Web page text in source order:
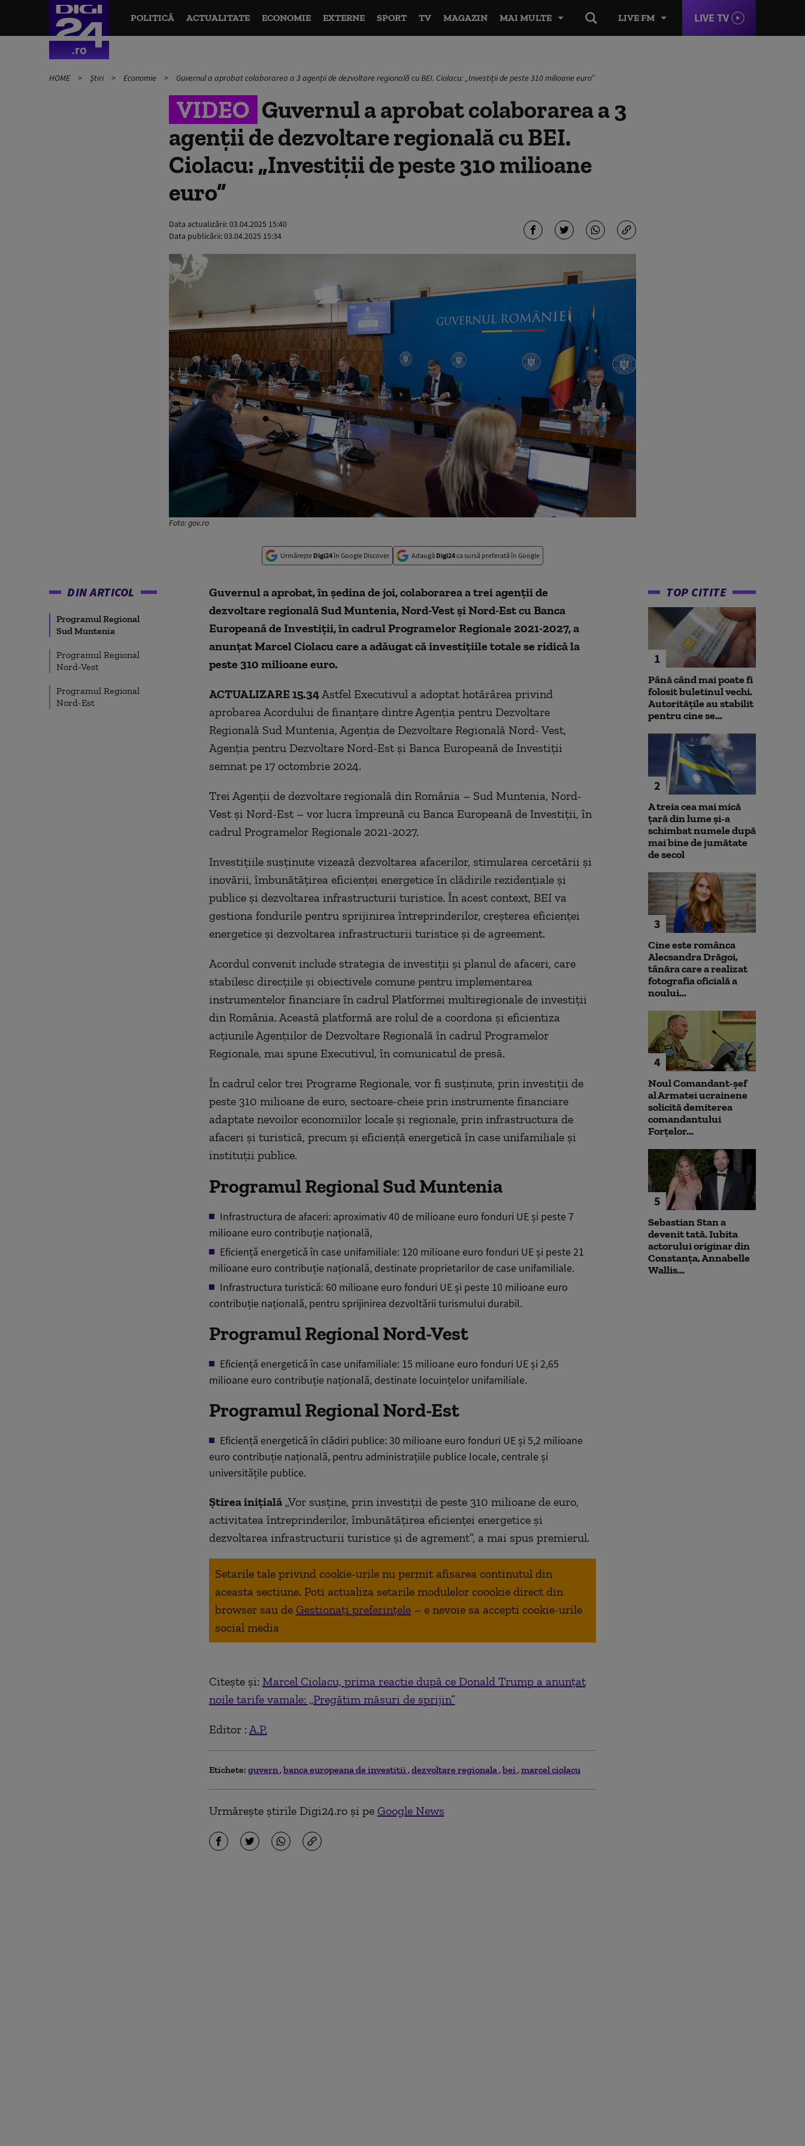
LIVE FM LIVE TV
POLITICĂ ACTUALITATE ECONOMIE EXTERNE SPORT TV MAGAZIN MAI MULTE
HOME Știri Economie Guvernul a aprobat colaborarea a 3 agenții de dezvoltare regională cu BEI. Ciolacu: „Investiții de peste 310 milioane euro”
VIDEO Guvernul a aprobat colaborarea a 3
agenții de dezvoltare regională cu BEI.
Ciolacu: „Investiții de peste 310 milioane
euro”
Data actualizării:03.04.2025 15:40
Data publicării:03.04.2025 15:34
Foto: gov.ro
Urmărește Digi24în Google Discover Adaugă Digi24ca sursă preferată în Google
DIN ARTICOL
Programul Regional
Sud Muntenia
Programul Regional
Nord-Vest
Programul Regional
Nord-Est
Guvernul a aprobat, în ședina de joi, colaborarea a trei agenții de
dezvoltare regională Sud Muntenia, Nord-Vest și Nord-Est cu Banca
Europeană de Investiții, în cadrul Programelor Regionale 2021-2027, a
anunțat Marcel Ciolacu care a adăugat că investițiile totale se ridică la
peste 310 milioane euro.
ACTUALIZARE 15.34Astfel Executivul a adoptat hotărârea privind
aprobarea Acordului de finanțare dintre Agenția pentru Dezvoltare
Regională Sud Muntenia, Agenția de Dezvoltare Regională Nord- Vest,
Agenția pentru Dezvoltare Nord-Est și Banca Europeană de Investiții
semnat pe 17 octombrie 2024.
Trei Agenții de dezvoltare regională din România – Sud Muntenia, Nord-
Vest și Nord-Est – vor lucra împreună cu Banca Europeană de Investiții, în
cadrul Programelor Regionale 2021-2027.
Investițiile susținute vizează dezvoltarea afacerilor, stimularea cercetării și
inovării, îmbunătățirea eficienței energetice în clădirile rezidențiale și
publice și dezvoltarea infrastructurii turistice. În acest context, BEI va
gestiona fondurile pentru sprijinirea întreprinderilor, creșterea eficienței
energetice și dezvoltarea infrastructurii turistice și de agreement.
Acordul convenit include strategia de investiții și planul de afaceri, care
stabilesc direcțiile și obiectivele comune pentru implementarea
instrumentelor financiare în cadrul Platformei multiregionale de investiții
din România. Această platformă are rolul de a coordona și eficientiza
acțiunile Agențiilor de Dezvoltare Regională în cadrul Programelor
Regionale, mai spune Executivul, în comunicatul de presă.
În cadrul celor trei Programe Regionale, vor fi susținute, prin investiții de
peste 310 milioane de euro, sectoare-cheie prin instrumente financiare
adaptate nevoilor economiilor locale și regionale, prin infrastructura de
afaceri și turistică, precum și eficiență energetică în case unifamiliale și
instituții publice.
Programul Regional Sud Muntenia
Infrastructura de afaceri: aproximativ 40 de milioane euro fonduri UE și peste 7
milioane euro contribuție națională,
Eficiență energetică în case unifamiliale: 120 milioane euro fonduri UE și peste 21
milioane euro contribuție națională, destinate proprietarilor de case unifamiliale.
Infrastructura turistică: 60 milioane euro fonduri UE și peste 10 milioane euro
contribuție națională, pentru sprijinirea dezvoltării turismului durabil.
Programul Regional Nord-Vest
Eficiență energetică în case unifamiliale: 15 milioane euro fonduri UE și 2,65
milioane euro contribuție națională, destinate locuințelor unifamiliale.
Programul Regional Nord-Est
Eficiență energetică în clădiri publice: 30 milioane euro fonduri UE și 5,2 milioane
euro contribuție națională, pentru administrațiile publice locale, centrale și
universitățile publice.
Știrea inițială„Vor susține, prin investiții de peste 310 milioane de euro,
activitatea întreprinderilor, îmbunătățirea eficienței energetice și
dezvoltarea infrastructurii turistice și de agrement”, a mai spus premierul.
Setarile tale privind cookie-urile nu permit afisarea continutul din
aceasta sectiune. Poti actualiza setarile modulelor coookie direct din
browser sau de Gestionați preferințele – e nevoie sa accepti cookie-urile
social media
Citește și: Marcel Ciolacu, prima reactie după ce Donald Trump a anunțat
noile tarife vamale: „Pregătim măsuri de sprijin”
Editor : A.P.
Etichete: guvern banca europeana de investitii dezvoltare regionala bei marcel ciolacu
Urmărește știrile Digi24.ro și pe Google News
TOP CITITE
1
Până când mai poate fi
folosit buletinul vechi.
Autoritățile au stabilit
pentru cine se...
2
A treia cea mai mică
țară din lume și-a
schimbat numele după
mai bine de jumătate
de secol
3
Cine este românca
Alecsandra Drăgoi,
tânăra care a realizat
fotografia oficială a
noului...
4
Noul Comandant-șef
al Armatei ucrainene
solicită demiterea
comandantului
Forțelor...
5
Sebastian Stan a
devenit tată. Iubita
actorului originar din
Constanța, Annabelle
Wallis...